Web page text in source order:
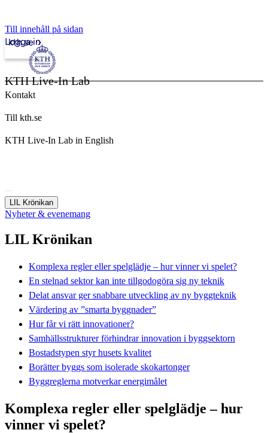
Till innehåll på sidan
kth.se
Logga in
KTH Live-In Lab
Kontakt
Till kth.se
KTH Live-In Lab in English
LIL Krönikan
Nyheter & evenemang
LIL Krönikan
Komplexa regler eller spelglädje – hur vinner vi spelet?
En stelnad sektor kan inte tillgodogöra sig ny teknik
Delat ansvar ger snabbare utveckling av ny byggteknik
Värdering av ”smarta byggnader”
Hur får vi rätt innovationer?
Samhällsstrukturer förhindrar innovation i byggsektorn
Bostadstypen styr husets kvalitet
Borätter byggs som isolerade skokartonger
Byggreglerna motverkar energimålet
Komplexa regler eller spelglädje – hur
vinner vi spelet?